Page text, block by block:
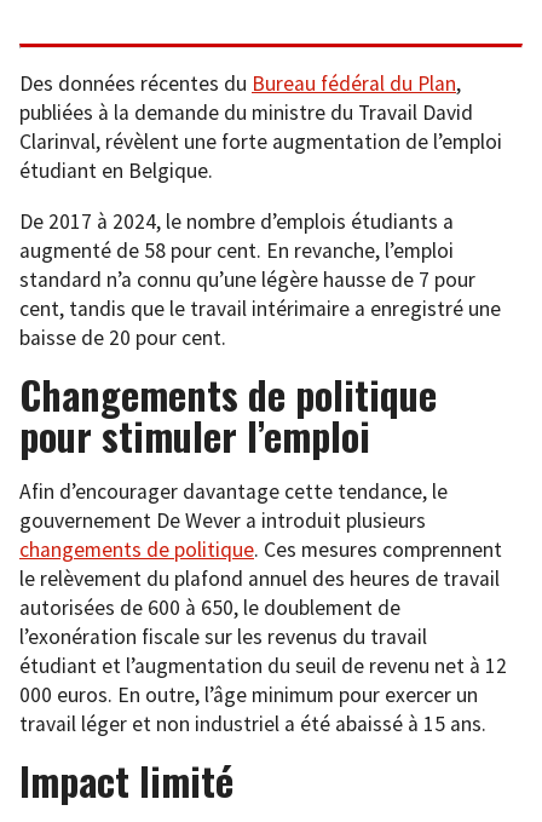
Des données récentes du Bureau fédéral du Plan,
publiées à la demande du ministre du Travail David
Clarinval, révèlent une forte augmentation de l’emploi
étudiant en Belgique.
De 2017 à 2024, le nombre d’emplois étudiants a
augmenté de 58 pour cent. En revanche, l’emploi
standard n’a connu qu’une légère hausse de 7 pour
cent, tandis que le travail intérimaire a enregistré une
baisse de 20 pour cent.
Changements de politique
pour stimuler l’emploi
Afin d’encourager davantage cette tendance, le
gouvernement De Wever a introduit plusieurs
changements de politique. Ces mesures comprennent
le relèvement du plafond annuel des heures de travail
autorisées de 600 à 650, le doublement de
l’exonération fiscale sur les revenus du travail
étudiant et l’augmentation du seuil de revenu net à 12
000 euros. En outre, l’âge minimum pour exercer un
travail léger et non industriel a été abaissé à 15 ans.
Impact limité